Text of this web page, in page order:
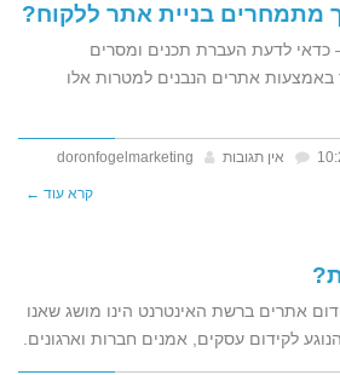
מתמחרים בניית אתר ללקוח?
כדאי לדעת העברת תכנים ומסרים
אתרים הנבנים למטרות אלו
אין תגובות doronfogelmarketing
קרא עוד ←
אתרים ברשת האינטרנט הינו מושג שאנו
לקידום עסקים, אמנים חברות וארגונים.